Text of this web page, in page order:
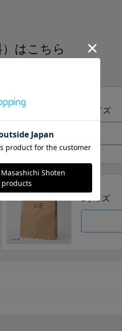
はこちら
意しております。
Sサイズ
Lサイズ